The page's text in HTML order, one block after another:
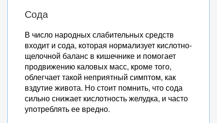
Сода
В число народных слабительных средств
входит и сода, которая нормализует кислотно-
щелочной баланс в кишечнике и помогает
продвижению каловых масс, кроме того,
облегчает такой неприятный симптом, как
вздутие живота. Но стоит помнить, что сода
сильно снижает кислотность желудка, и часто
употреблять ее вредно.